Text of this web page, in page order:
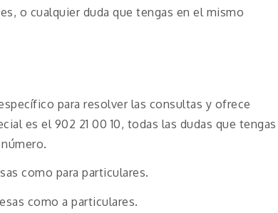
o cualquier duda que tengas en el mismo
para resolver las consultas y ofrece
es el 902 21 00 10, todas las dudas que tengas
como para particulares.
como a particulares.